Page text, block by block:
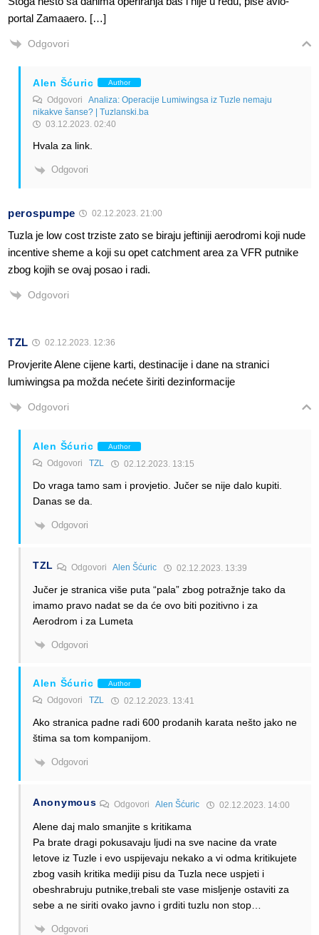
portal Zamaaero. […]
Odgovori
Alen Šćuric Author
Odgovori Analiza: Operacije Lumiwingsa iz Tuzle nemaju
nikakve šanse? | Tuzlanski.ba
03.12.2023. 02:40
Hvala za link.
Odgovori
perospumpe 02.12.2023. 21:00
Tuzla je low cost trziste zato se biraju jeftiniji aerodromi koji nude
incentive sheme a koji su opet catchment area za VFR putnike
zbog kojih se ovaj posao i radi.
Odgovori
TZL 02.12.2023. 12:36
Provjerite Alene cijene karti, destinacije i dane na stranici
lumiwingsa pa možda nećete širiti dezinformacije
Odgovori
Alen Šćuric Author
Odgovori TZL 02.12.2023. 13:15
Do vraga tamo sam i provjetio. Jučer se nije dalo kupiti.
Danas se da.
Odgovori
TZL OdgovoriAlen Šćuric 02.12.2023. 13:39
Jučer je stranica više puta “pala” zbog potražnje tako da
imamo pravo nadat se da će ovo biti pozitivno i za
Aerodrom i za Lumeta
Odgovori
Alen Šćuric Author
Odgovori TZL 02.12.2023. 13:41
Ako stranica padne radi 600 prodanih karata nešto jako ne
štima sa tom kompanijom.
Odgovori
Anonymous OdgovoriAlen Šćuric 02.12.2023. 14:00
Alene daj malo smanjite s kritikama
Pa brate dragi pokusavaju ljudi na sve nacine da vrate
letove iz Tuzle i evo uspijevaju nekako a vi odma kritikujete
zbog vasih kritika mediji pisu da Tuzla nece uspjeti i
obeshrabruju putnike,trebali ste vase misljenje ostaviti za
sebe a ne siriti ovako javno i grditi tuzlu non stop…
Odgovori